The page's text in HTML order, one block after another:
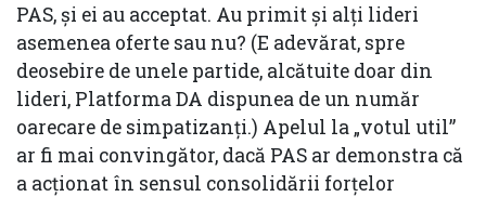
PAS, și ei au acceptat. Au primit și alți lideri
asemenea oferte sau nu? (E adevărat, spre
deosebire de unele partide, alcătuite doar din
lideri, Platforma DA dispunea de un număr
oarecare de simpatizanți.) Apelul la „votul util”
ar fi mai convingător, dacă PAS ar demonstra că
a acționat în sensul consolidării forțelor